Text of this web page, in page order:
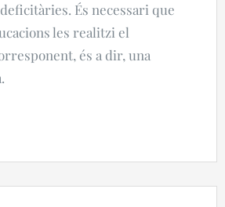
És necessari que
les realitzi el
és a dir, una